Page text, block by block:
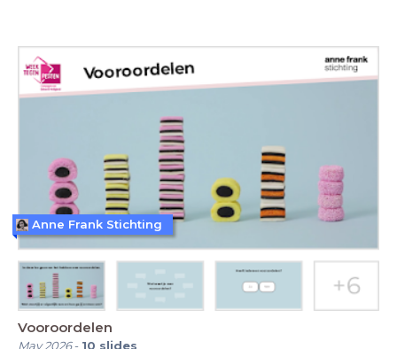
Vooroordelen
May 2026- 10 slides
Anne Frank Stichting